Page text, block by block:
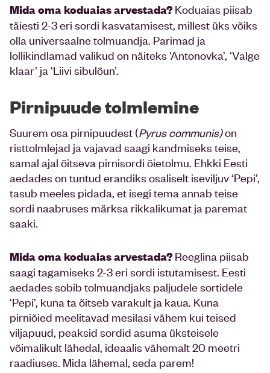
Mida oma koduaias arvestada? Koduaias piisab
täiesti 2-3 eri sordi kasvatamisest, millest üks võiks
olla universaalne tolmuandja. Parimad ja
lollikindlamad valikud on näiteks ‘Antonovka’, ‘Valge
klaar’ ja ‘Liivi sibulõun’.
Pirnipuude tolmlemine
Suurem osa pirnipuudest (Pyrus communis)on
risttolmlejad ja vajavad saagi kandmiseks teise,
samal ajal õitseva pirnisordi õietolmu. Ehkki Eesti
aedades on tuntud erandiks osaliselt iseviljuv ‘Pepi’,
tasub meeles pidada, et isegi tema annab teise
sordi naabruses märksa rikkalikumat ja paremat
saaki.
Mida oma koduaias arvestada? Reeglina piisab
saagi tagamiseks 2-3 eri sordi istutamisest. Eesti
aedades sobib tolmuandjaks paljudele sortidele
‘Pepi’, kuna ta õitseb varakult ja kaua. Kuna
pirniõied meelitavad mesilasi vähem kui teised
viljapuud, peaksid sordid asuma üksteisele
võimalikult lähedal, ideaalis vähemalt 20 meetri
raadiuses. Mida lähemal, seda parem!